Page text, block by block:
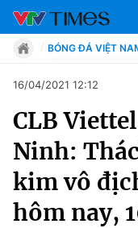
Chuyên mục
Tin tức
Move
BÓNG ĐÁ VIỆT
Move
Phong cách
Sự kiện
Bóng đá
Thể thao điện
Các môn khác
16/04/2021 12:12
CLB
Ninh:
kim vô
hôm nay,